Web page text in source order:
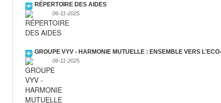
RÉPERTOIRE DES AIDES
06-11-2025
GROUPE VYV - HARMONIE MUTUELLE : ENSEMBLE VERS
06-11-2025